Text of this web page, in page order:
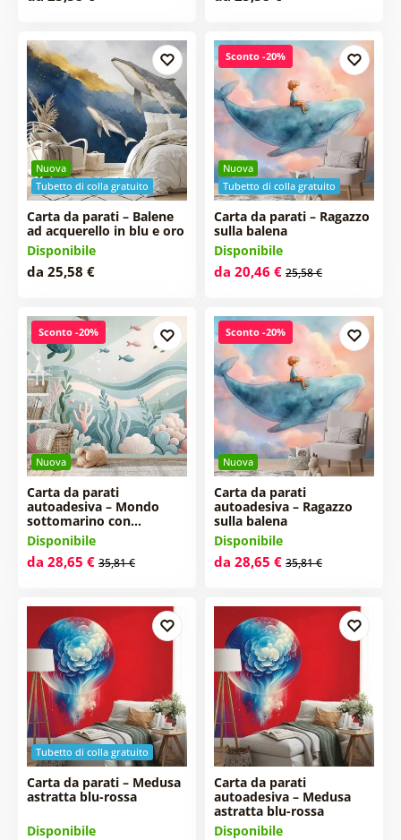
Nuova
Tubetto di colla gratuito
Carta da parati – Balene
ad acquerello in blu e oro
Disponibile
da 25,58 €
Nuova
Tubetto di colla gratuito
Sconto -20%
Carta da parati – Ragazzo
sulla balena
Disponibile
da 20,46 € 25,58 €
Nuova
Sconto -20%
Carta da parati
autoadesiva – Mondo
sottomarino con…
Disponibile
da 28,65 € 35,81 €
Nuova
Sconto -20%
Carta da parati
autoadesiva – Ragazzo
sulla balena
Disponibile
da 28,65 € 35,81 €
Tubetto di colla gratuito
Carta da parati – Medusa
astratta blu-rossa
Disponibile
Carta da parati
autoadesiva – Medusa
astratta blu-rossa
Disponibile